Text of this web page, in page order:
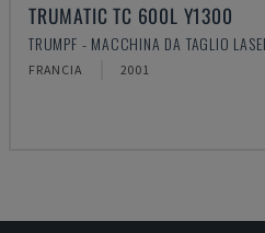
TRUMATIC TC 600L Y1300
TRUMPF - MACCHINA DA TAGLIO
FRANCIA 2001